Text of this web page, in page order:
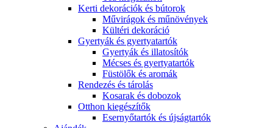
Kerti dekorációk és bútorok
Művirágok és műnövények
Kültéri dekoráció
Gyertyák és gyertyatartók
Gyertyák és illatosítók
Mécses és gyertyatartók
Füstölők és aromák
Rendezés és tárolás
Kosarak és dobozok
Otthon kiegészítők
Esernyőtartók és újságtartók